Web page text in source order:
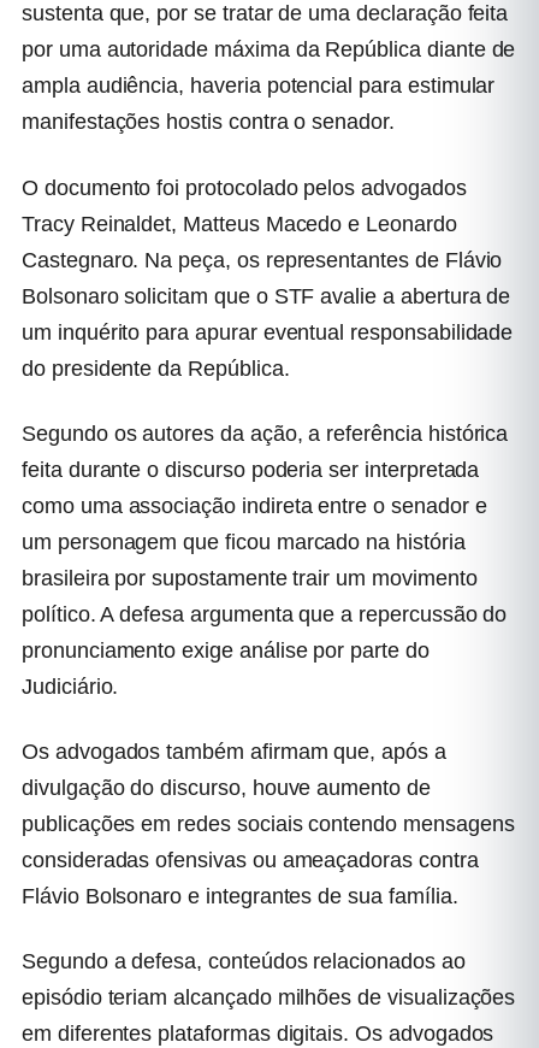
sustenta que, por se tratar de uma declaração feita
por uma autoridade máxima da República diante de
ampla audiência, haveria potencial para estimular
manifestações hostis contra o senador.
O documento foi protocolado pelos advogados
Tracy Reinaldet, Matteus Macedo e Leonardo
Castegnaro. Na peça, os representantes de Flávio
Bolsonaro solicitam que o STF avalie a abertura de
um inquérito para apurar eventual responsabilidade
do presidente da República.
Segundo os autores da ação, a referência histórica
feita durante o discurso poderia ser interpretada
como uma associação indireta entre o senador e
um personagem que ficou marcado na história
brasileira por supostamente trair um movimento
político. A defesa argumenta que a repercussão do
pronunciamento exige análise por parte do
Judiciário.
Os advogados também afirmam que, após a
divulgação do discurso, houve aumento de
publicações em redes sociais contendo mensagens
consideradas ofensivas ou ameaçadoras contra
Flávio Bolsonaro e integrantes de sua família.
Segundo a defesa, conteúdos relacionados ao
episódio teriam alcançado milhões de visualizações
em diferentes plataformas digitais. Os advogados